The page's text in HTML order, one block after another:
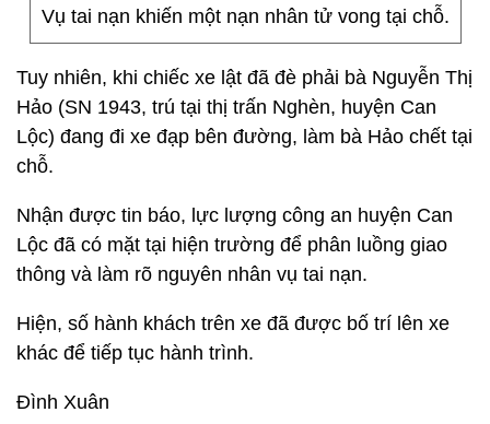
Vụ tai nạn khiến một nạn nhân tử vong tại chỗ.
Tuy nhiên, khi chiếc xe lật đã đè phải bà Nguyễn Thị
Hảo (SN 1943, trú tại thị trấn Nghèn, huyện Can
Lộc) đang đi xe đạp bên đường, làm bà Hảo chết tại
chỗ.
Nhận được tin báo, lực lượng công an huyện Can
Lộc đã có mặt tại hiện trường để phân luồng giao
thông và làm rõ nguyên nhân vụ tai nạn.
Hiện, số hành khách trên xe đã được bố trí lên xe
khác để tiếp tục hành trình.
Đình Xuân